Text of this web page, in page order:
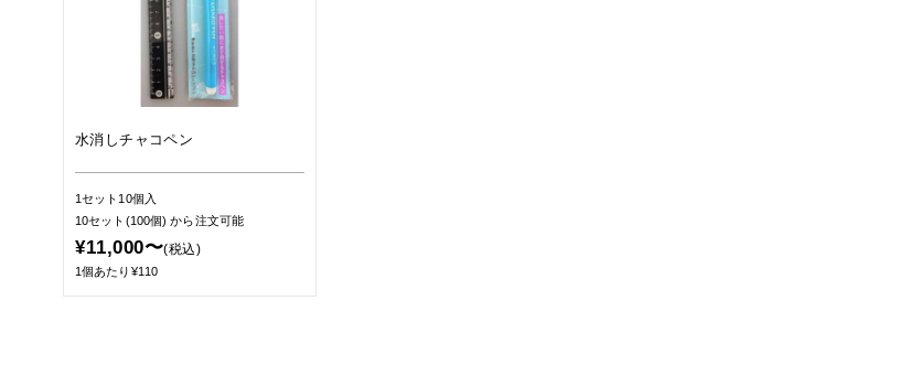
水消しチャコペン
1セット10個入
10セット(100個)から注文可能
¥11,000〜(税込)
1個あたり¥110